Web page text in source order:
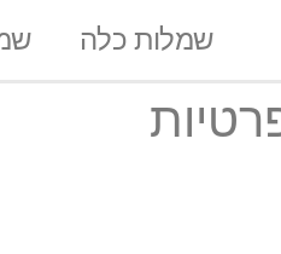
שמלות כלה